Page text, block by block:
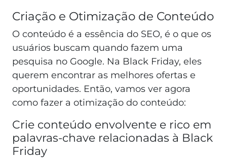
Criação e Otimização de Conteúdo
O conteúdo é a essência do SEO, é o que os
usuários buscam quando fazem uma
pesquisa no Google. Na Black Friday, eles
querem encontrar as melhores ofertas e
oportunidades. Então, vamos ver agora
como fazer a otimização do conteúdo:
Crie conteúdo envolvente e rico em
palavras-chave relacionadas à Black
Friday